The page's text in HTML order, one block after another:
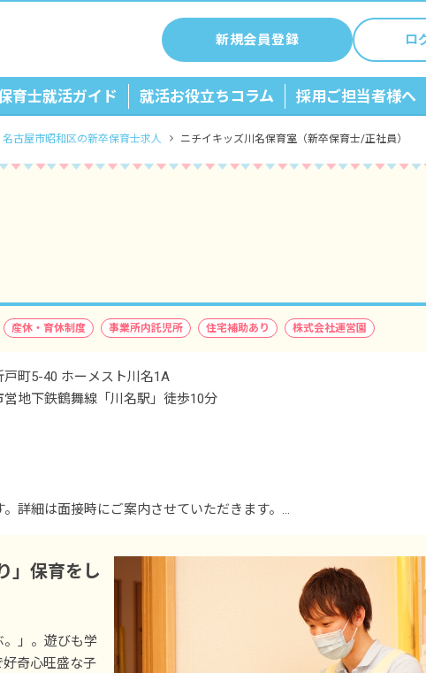
新規会員登録 ロ
育士就活ガイド 就活お役立ちコラム 採用ご担当者様へ
名古屋市昭和区の新卒保育士求人 ニチイキッズ川名保育室（新卒保育士/正社員）
産休・育休制度 事業所内託児所 住宅補助あり 株式会社運営園
町5-40 ホーメスト川名1A
地下鉄鶴舞線「川名駅」徒歩10分
円
3月）2024年実績：全国平均 1,095,625円
一時金支給です
詳細は面接時にご案内させていただきます。
」保育をし
」。遊びも学
奇心旺盛な子